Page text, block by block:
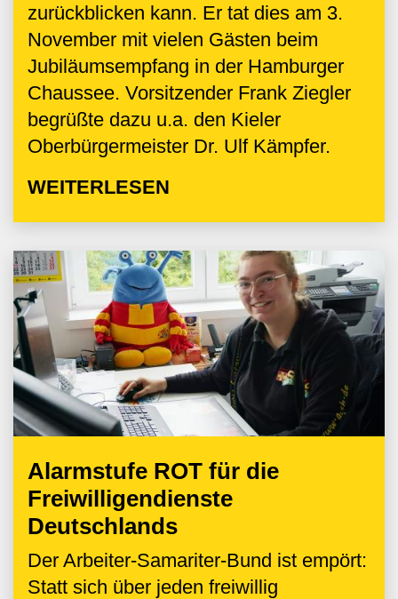
zurückblicken kann. Er tat dies am 3.
November mit vielen Gästen beim
Jubiläumsempfang in der Hamburger
Chaussee. Vorsitzender Frank Ziegler
begrüßte dazu u.a. den Kieler
Oberbürgermeister Dr. Ulf Kämpfer.
WEITERLESEN
Alarmstufe ROT für die
Freiwilligendienste
Deutschlands
Der Arbeiter-Samariter-Bund ist empört:
Statt sich über jeden freiwillig